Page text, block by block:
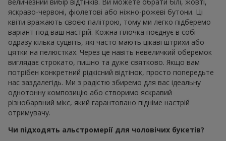
яскраво-червоні, фіолетові або ніжно-рожеві бутони. Ці
квіти вражають своєю палітрою, тому ми легко підберемо
варіант под ваш настрій. Кожна гілочка поєднує в собі
одразу кілька суцвіть, які часто мають цікаві штрихи або
цятки на пелюстках. Через це навіть невеличкий оберемок
виглядає строкато, пишно та дуже святково. Якщо вам
потрібен конкретний рідкісний відтінок, просто попередьте
нас заздалегідь. Ми з радістю збиремо для вас ідеальну
однотонну композицію або створимо яскравий
різнобарвний мікс, який гарантовано підніме настрій
отримувачу.
Чи підходять альстромерії для чоловічих букетів?